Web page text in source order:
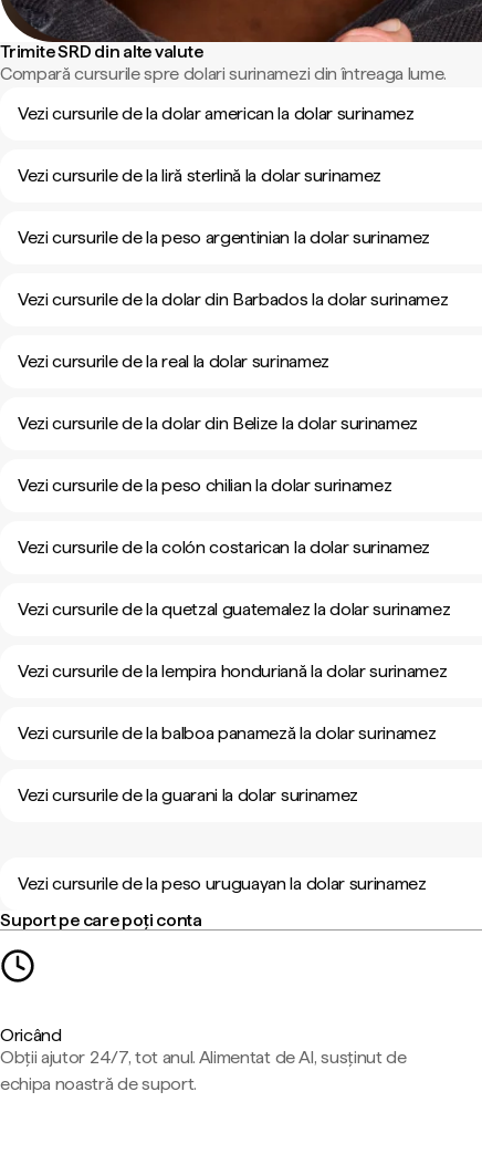
Trimite SRD din alte valute
Compară cursurile spre dolari surinamezi din întreaga lume.
Vezi cursurile de la dolar american la dolar surinamez
Vezi cursurile de la liră sterlină la dolar surinamez
Vezi cursurile de la peso argentinian la dolar surinamez
Vezi cursurile de la dolar din Barbados la dolar surinamez
Vezi cursurile de la real la dolar surinamez
Vezi cursurile de la dolar din Belize la dolar surinamez
Vezi cursurile de la peso chilian la dolar surinamez
Vezi cursurile de la colón costarican la dolar surinamez
Vezi cursurile de la quetzal guatemalez la dolar surinamez
Vezi cursurile de la lempira honduriană la dolar surinamez
Vezi cursurile de la balboa panameză la dolar surinamez
Vezi cursurile de la guarani la dolar surinamez
Vezi cursurile de la peso uruguayan la dolar surinamez
Suport pe care poți conta
Oricând
Obții ajutor 24/7, tot anul. Alimentat de AI, susținut de
echipa noastră de suport.